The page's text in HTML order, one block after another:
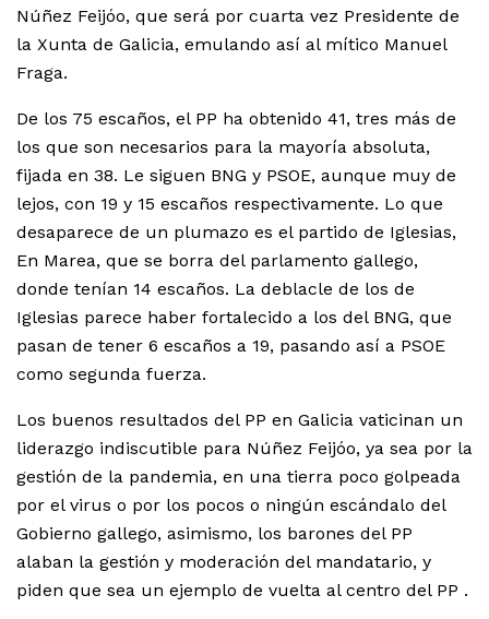
Núñez Feijóo, que será por cuarta vez Presidente de
la Xunta de Galicia, emulando así al mítico Manuel
Fraga.
De los 75 escaños, el PP ha obtenido 41, tres más de
los que son necesarios para la mayoría absoluta,
fijada en 38. Le siguen BNG y PSOE, aunque muy de
lejos, con 19 y 15 escaños respectivamente. Lo que
desaparece de un plumazo es el partido de Iglesias,
En Marea, que se borra del parlamento gallego,
donde tenían 14 escaños. La deblacle de los de
Iglesias parece haber fortalecido a los del BNG, que
pasan de tener 6 escaños a 19, pasando así a PSOE
como segunda fuerza.
Los buenos resultados del PP en Galicia vaticinan un
liderazgo indiscutible para Núñez Feijóo, ya sea por la
gestión de la pandemia, en una tierra poco golpeada
por el virus o por los pocos o ningún escándalo del
Gobierno gallego, asimismo, los barones del PP
alaban la gestión y moderación del mandatario, y
piden que sea un ejemplo de vuelta al centro del PP .